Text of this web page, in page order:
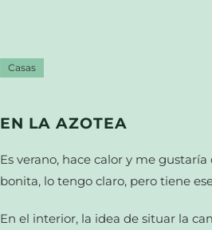
Casas
EN LA AZOTEA
Es verano, hace calor y me
bonita, lo tengo claro, pero tiene
En el interior, la idea de situar la